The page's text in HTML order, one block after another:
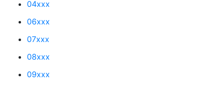
04xxx
06xxx
07xxx
08xxx
09xxx